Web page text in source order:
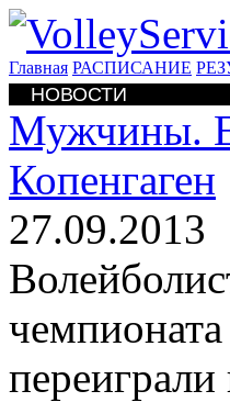
Главная РАСПИСАНИЕ
НОВОСТИ
Мужчины.
Копенгаген
27.09.2013